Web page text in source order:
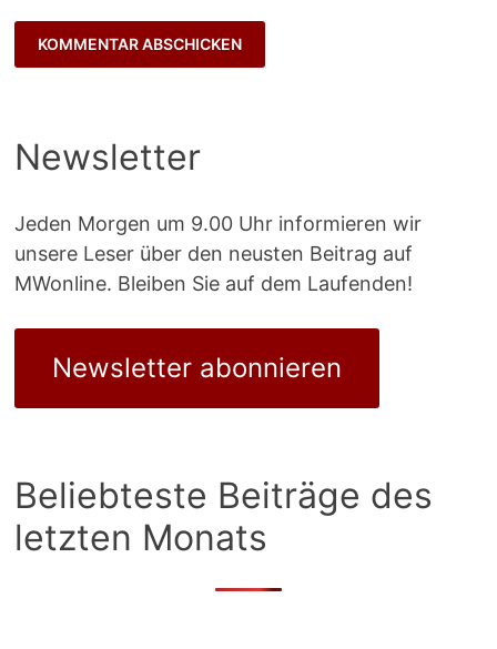
Newsletter
Jeden Morgen um 9.00 Uhr informieren wir
unsere Leser über den neusten Beitrag auf
MWonline. Bleiben Sie auf dem Laufenden!
Newsletter abonnieren
Beliebteste Beiträge des
letzten Monats